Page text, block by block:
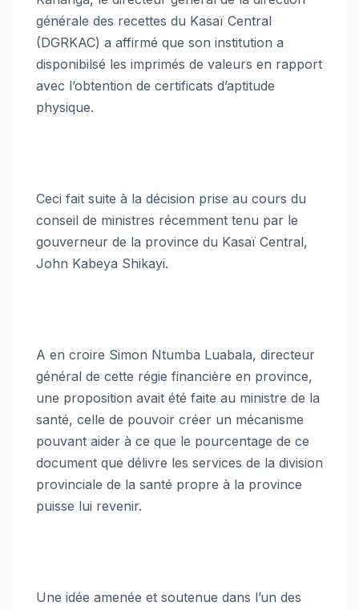
générale des recettes du Kasaï Central
(DGRKAC) a affirmé que son institution a
disponibilsé les imprimés de valeurs en rapport
avec l’obtention de certificats d’aptitude
physique.
Ceci fait suite à la décision prise au cours du
conseil de ministres récemment tenu par le
gouverneur de la province du Kasaï Central,
John Kabeya Shikayi.
A en croire Simon Ntumba Luabala, directeur
général de cette régie financière en province,
une proposition avait été faite au ministre de la
santé, celle de pouvoir créer un mécanisme
pouvant aider à ce que le pourcentage de ce
document que délivre les services de la division
provinciale de la santé propre à la province
puisse lui revenir.
Une idée amenée et soutenue dans l’un des